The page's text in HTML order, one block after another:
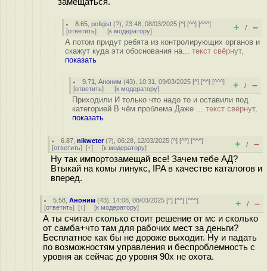
8.65 ,pofigist (?), 23:48, 08/03/2025 [^] [^^] [^^^]
[ответить] [к модератору] + / –
А потом придут ребята из контролирующих органов и
скажут куда эти обоснования на... текст свёрнут,
показать
9.71 ,Аноним (43), 10:31, 09/03/2025 [^] [^^] [^^^]
[ответить] [к модератору] + / –
Приходили И только что надо то и оставили под
категорией В чём проблема Даже ... текст свёрнут,
показать
6.87 ,nikweter(?), 06:28, 12/03/2025 [^] [^^] [^^^]
[ответить] [↑] [к модератору] + / –
Ну так импортозамещай все! Зачем тебе АД?
Втыкай на комы линукс, IPA в качестве каталогов и
вперед.
5.58 ,Аноним (43), 14:08, 08/03/2025 [^] [^^] [^^^]
[ответить] [↑] [к модератору] + / –
А ты считал сколько стоит решение от мс и сколько
от самба+что там для рабочих мест за деньги?
Бесплатное как бы не дороже выходит. Ну и падать
по возможностям управления и беспроблемность с
уровня ак сейчас до уровня 90х не охота.